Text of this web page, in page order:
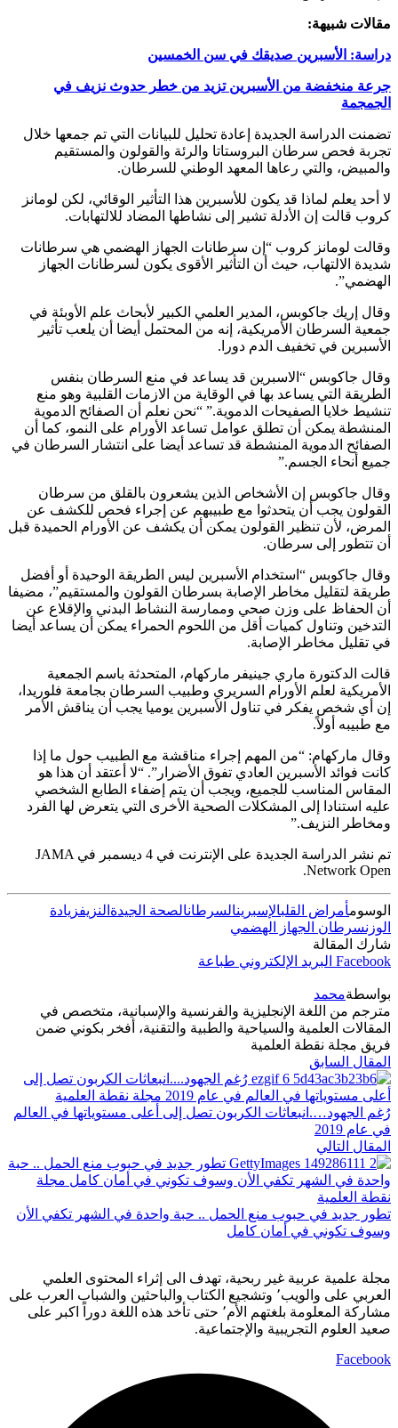
مقالات شبيهة:
دراسة: الأسبرين صديقك في سن الخمسين
جرعة منخفضة من الأسبرين تزيد من خطر حدوث نزيف في
الجمجمة
تضمنت الدراسة الجديدة إعادة تحليل للبيانات التي تم جمعها خلال
تجربة فحص سرطان البروستاتا والرئة والقولون والمستقيم
والمبيض، والتي رعاها المعهد الوطني للسرطان.
لا أحد يعلم لماذا قد يكون للأسبرين هذا التأثير الوقائي، لكن لومانز
كروب قالت إن الأدلة تشير إلى نشاطها المضاد للالتهابات.
وقالت لومانز كروب “إن سرطانات الجهاز الهضمي هي سرطانات
شديدة الالتهاب، حيث أن التأثير الأقوى يكون لسرطانات الجهاز
الهضمي”.
وقال إريك جاكوبس، المدير العلمي الكبير لأبحاث علم الأوبئة في
جمعية السرطان الأمريكية، إنه من المحتمل أيضا أن يلعب تأثير
الأسبرين في تخفيف الدم دورا.
وقال جاكوبس “الاسبرين قد يساعد في منع السرطان بنفس
الطريقة التي يساعد بها في الوقاية من الازمات القلبية وهو منع
تنشيط خلايا الصفيحات الدموية.” “نحن نعلم أن الصفائح الدموية
المنشطة يمكن أن تطلق عوامل تساعد الأورام على النمو، كما أن
الصفائح الدموية المنشطة قد تساعد أيضا على انتشار السرطان في
جميع أنحاء الجسم.”
وقال جاكوبس إن الأشخاص الذين يشعرون بالقلق من سرطان
القولون يجب أن يتحدثوا مع طبيبهم عن إجراء فحص للكشف عن
المرض، لأن تنظير القولون يمكن أن يكشف عن الأورام الحميدة قبل
أن تتطور إلى سرطان.
وقال جاكوبس “استخدام الأسبرين ليس الطريقة الوحيدة أو أفضل
طريقة لتقليل مخاطر الإصابة بسرطان القولون والمستقيم”، مضيفا
أن الحفاظ على وزن صحي وممارسة النشاط البدني والإقلاع عن
التدخين وتناول كميات أقل من اللحوم الحمراء يمكن أن يساعد أيضا
في تقليل مخاطر الإصابة.
قالت الدكتورة ماري جينيفر ماركهام، المتحدثة باسم الجمعية
الأمريكية لعلم الأورام السريري وطبيب السرطان بجامعة فلوريدا،
إن أي شخص يفكر في تناول الأسبرين يوميا يجب أن يناقش الأمر
مع طبيبه أولاً.
وقال ماركهام: “من المهم إجراء مناقشة مع الطبيب حول ما إذا
كانت فوائد الأسبرين العادي تفوق الأضرار”. “لا أعتقد أن هذا هو
المقاس المناسب للجميع، ويجب أن يتم إضفاء الطابع الشخصي
عليه استنادا إلى المشكلات الصحية الأخرى التي يتعرض لها الفرد
ومخاطر النزيف.”
تم نشر الدراسة الجديدة على الإنترنت في 4 ديسمبر في JAMA
Network Open.
الوسومأمراض القلبالإسبرينالسرطانالصحة الجيدة النزيفزيادة
الوزنسرطان الجهاز الهضمي
شارك المقالة
Facebook البريد الإلكتروني طباعة
بواسطةمحمد
مترجم من اللغة الإنجليزية والفرنسية والإسبانية، متخصص في
المقالات العلمية والسياحية والطبية والتقنية، أفخر بكوني ضمن
فريق مجلة نقطة العلمية
المقال السابق
رُغم الجهود….انبعاثات الكربون تصل إلى أعلى مستوياتها في العالم
في عام 2019
المقال التالي
تطور جديد في حبوب منع الحمل .. حبة واحدة في الشهر تكفي الأن
وسوف تكوني في أمان كامل
مجلة علمية عربية غير ربحية، تهدف الى إثراء المحتوى العلمي
العربي على والويب٬ وتشجيع الكتاب والباحثين والشباب العرب على
مشاركة المعلومة بلغتهم الأم٬ حتى تأخد هذه اللغة دوراً اكبر على
صعيد العلوم التجريبية والإجتماعية.
Facebook